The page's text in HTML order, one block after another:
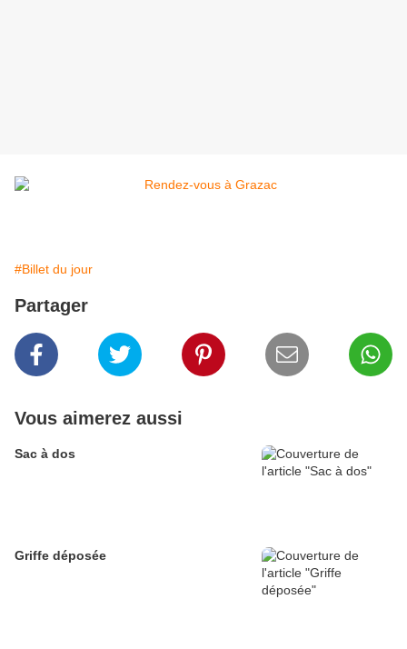
#Billet du jour
Partager
Vous aimerez aussi
Sac à dos
Griffe déposée